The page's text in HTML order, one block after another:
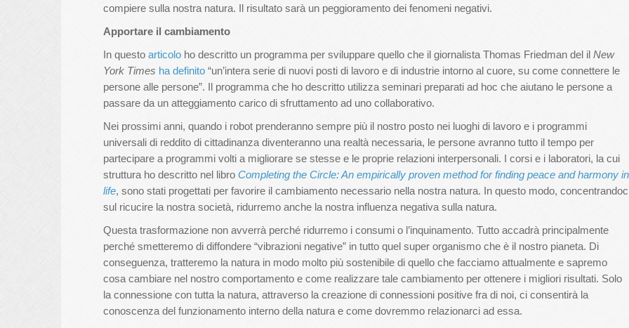
compiere sulla nostra natura. Il risultato sarà un peggioramento dei fenomeni negativi.
Apportare il cambiamento
In questo articolo ho descritto un programma per sviluppare quello che il giornalista Thomas Friedman del il New
York Times ha definito “un’intera serie di nuovi posti di lavoro e di industrie intorno al cuore, su come connettere le
persone alle persone”. Il programma che ho descritto utilizza seminari preparati ad hoc che aiutano le persone a
passare da un atteggiamento carico di sfruttamento ad uno collaborativo.
Nei prossimi anni, quando i robot prenderanno sempre più il nostro posto nei luoghi di lavoro e i programmi
universali di reddito di cittadinanza diventeranno una realtà necessaria, le persone avranno tutto il tempo per
partecipare a programmi volti a migliorare se stesse e le proprie relazioni interpersonali. I corsi e i laboratori, la cui
struttura ho descritto nel libro Completing the Circle: An empirically proven method for finding peace and harmony in
life, sono stati progettati per favorire il cambiamento necessario nella nostra natura. In questo modo,
sul ricucire la nostra società, ridurremo anche la nostra influenza negativa sulla natura.
Questa trasformazione non avverrà perché ridurremo i consumi o l’inquinamento. Tutto accadrà principalmente
perché smetteremo di diffondere “vibrazioni negative” in tutto quel super organismo che è il nostro pianeta. Di
conseguenza, tratteremo la natura in modo molto più sostenibile di quello che facciamo attualmente e sapremo
cosa cambiare nel nostro comportamento e come realizzare tale cambiamento per ottenere i migliori risultati. Solo
la connessione con tutta la natura, attraverso la creazione di connessioni positive fra di noi, ci consentirà la
conoscenza del funzionamento interno della natura e come dovremmo relazionarci ad essa.